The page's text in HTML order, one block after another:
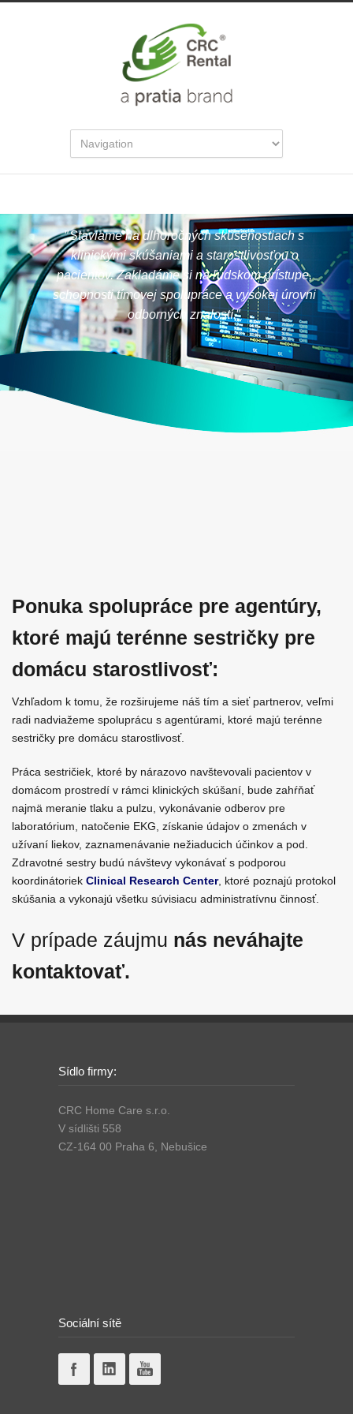
″Staviame na dlhoročných skúsenostiach s
klinickými skúšaniami a starostlivosťou o
pacientov. Zakladáme si na ľudskom prístupe,
schopnosti tímovej spolupráce a vysokej úrovni
odborných znalostí.″
Ponuka spolupráce pre agentúry,
ktoré majú terénne sestričky pre
domácu starostlivosť:
Vzhľadom k tomu, že rozširujeme náš tím a sieť partnerov, veľmi
radi nadviažeme spoluprácu s agentúrami, ktoré majú terénne
sestričky pre domácu starostlivosť.
Práca sestričiek, ktoré by nárazovo navštevovali pacientov v
domácom prostredí v rámci klinických skúšaní, bude zahŕňať
najmä meranie tlaku a pulzu, vykonávanie odberov pre
laboratórium, natočenie EKG, získanie údajov o zmenách v
užívaní liekov, zaznamenávanie nežiaducich účinkov a pod.
Zdravotné sestry budú návštevy vykonávať s podporou
koordinátoriek Clinical Research Center, ktoré poznajú protokol
skúšania a vykonajú všetku súvisiacu administratívnu činnosť.
V prípade záujmu nás neváhajte
kontaktovať.
Sídlo firmy:
CRC Home Care s.r.o.
V sídlišti 558
CZ-164 00 Praha 6, Nebušice
Sociální sítě